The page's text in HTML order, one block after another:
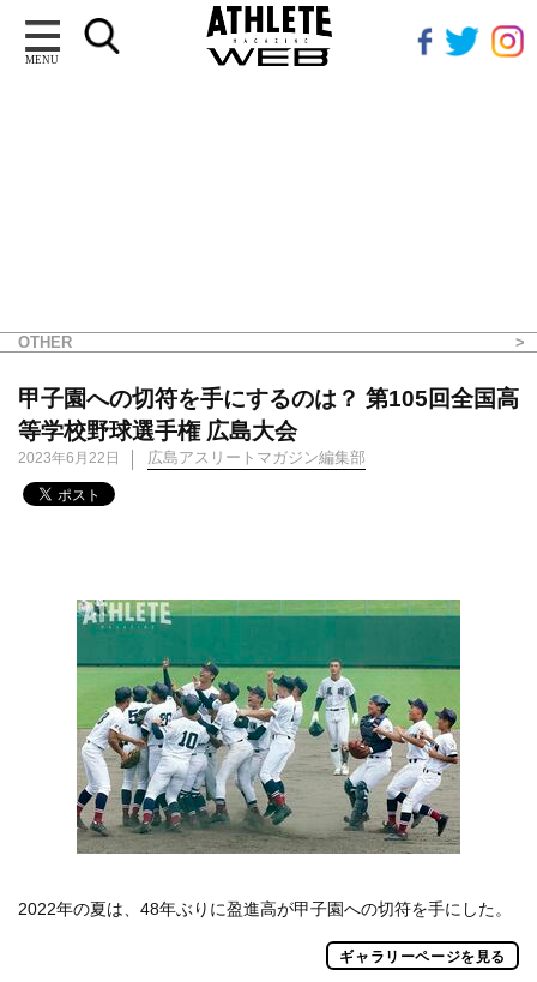
MENU
OTHER
甲子園への切符を手にするのは？ 第105回全国高
等学校野球選手権 広島大会
2023年6月22日 広島アスリートマガジン編集部
2022年の夏は、48年ぶりに盈進高が甲子園への切符を手にした。
ギャラリーページを見る